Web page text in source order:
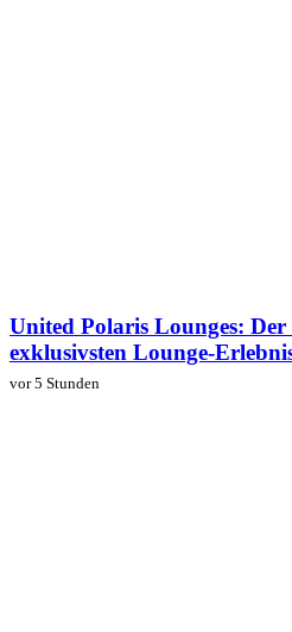
United Polaris Lounges:
exklusivsten Lounge-
vor 5 Stunden